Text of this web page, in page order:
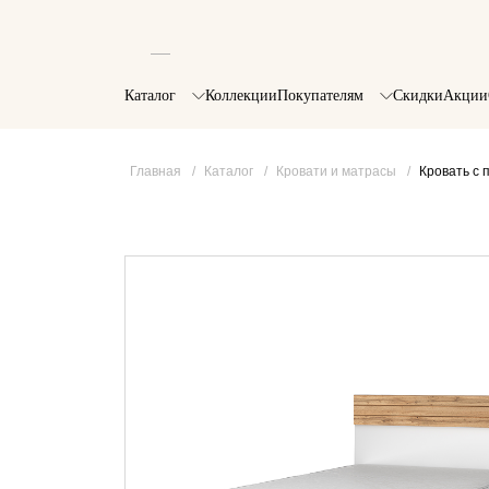
Каталог КоллекцииПокупателям СкидкиАкции
Главная / Каталог / Кровати и матрасы / Кровать с